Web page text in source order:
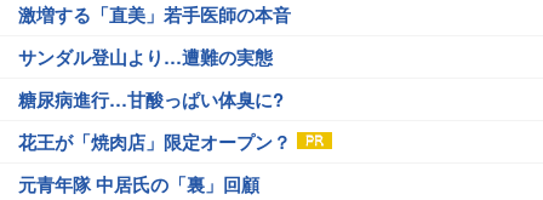
激増する「直美」若手医師の本音
サンダル登山より…遭難の実態
糖尿病進行…甘酸っぱい体臭に?
花王が「焼肉店」限定オープン？
元青年隊 中居氏の「裏」回顧